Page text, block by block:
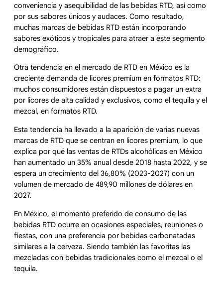
conveniencia y asequibilidad de las bebidas RTD, así como
por sus sabores únicos y audaces. Como resultado,
muchas marcas de bebidas RTD están incorporando
sabores exóticos y tropicales para atraer a este segmento
demográfico.
Otra tendencia en el mercado de RTD en México es la
creciente demanda de licores premium en formatos RTD:
muchos consumidores están dispuestos a pagar un extra
por licores de alta calidad y exclusivos, como el tequila y el
mezcal, en formatos RTD.
Esta tendencia ha llevado a la aparición de varias nuevas
marcas de RTD que se centran en licores premium, lo que
explica por qué las ventas de RTDs alcohólicas en México
han aumentado un 35% anual desde 2018 hasta 2022, y se
espera un crecimiento del 36,80% (2023-2027) con un
volumen de mercado de 489,90 millones de dólares en
2027.
En México, el momento preferido de consumo de las
bebidas RTD ocurre en ocasiones especiales, reuniones o
fiestas, con una preferencia por bebidas carbonatadas
similares a la cerveza. Siendo también las favoritas las
mezcladas con bebidas tradicionales como el mezcal o el
tequila.